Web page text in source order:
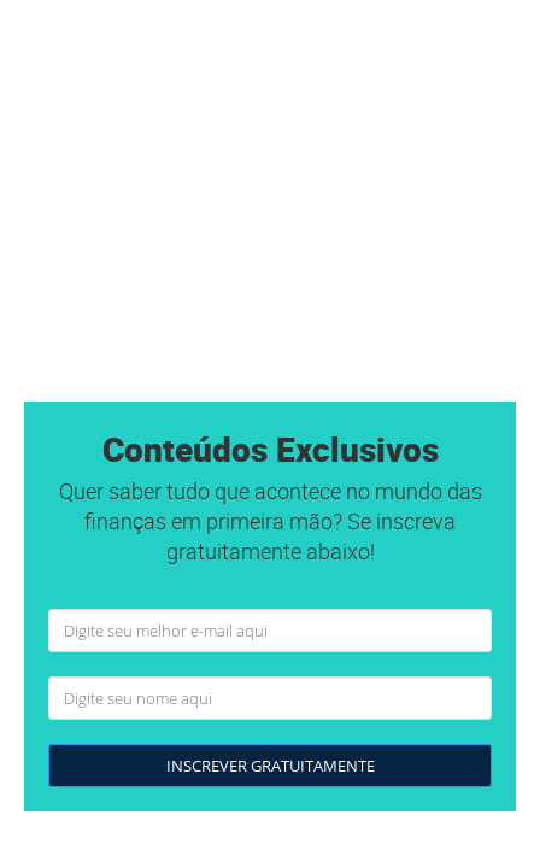
Conteúdos Exclusivos
Quer saber tudo que acontece no mundo das
finanças em primeira mão? Se inscreva
gratuitamente abaixo!
INSCREVER GRATUITAMENTE